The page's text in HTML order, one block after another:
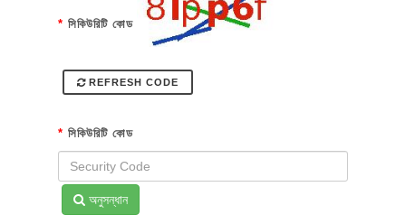
* সিকিউরিটি কোড
REFRESH CODE
* সিকিউরিটি কোড
অনুসন্ধান